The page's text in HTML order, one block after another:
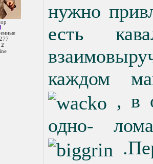
277
2
нужно
есть
каждом
, в
одно-